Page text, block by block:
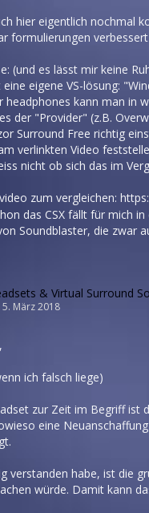
hier eigentlich nochmal
formulierungen
(und es lässt mir keine
eigene VS-lösung:
kann man in
der "Provider" (z.B.
Surround Free richtig
verlinkten Video
nicht ob sich das im
zum vergleichen:
das CSX fällt für mich
Soundblaster, die zwar
& Virtual Surround
5. März 2018
ich falsch liege)
zur Zeit im Begriff ist
eine
verstanden habe, ist die
würde. Damit kann